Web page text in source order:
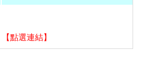
【點選連結】